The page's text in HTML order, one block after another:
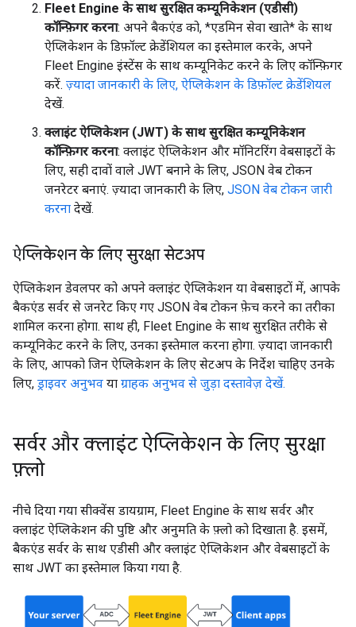
Fleet Engine के साथ सुरक्षित कम्यूनिकेशन (एडीसी)
कॉन्फ़िगर करना: अपने बैकएंड को, *एडमिन सेवा खाते* के साथ
ऐप्लिकेशन के डिफ़ॉल्ट क्रेडेंशियल का इस्तेमाल करके, अपने
Fleet Engine इंस्टेंस के साथ कम्यूनिकेट करने के लिए कॉन्फ़िगर
करें. ज़्यादा जानकारी के लिए, ऐप्लिकेशन के डिफ़ॉल्ट क्रेडेंशियल
देखें.
क्लाइंट ऐप्लिकेशन (JWT) के साथ सुरक्षित कम्यूनिकेशन
कॉन्फ़िगर करना: क्लाइंट ऐप्लिकेशन और मॉनिटरिंग वेबसाइटों के
लिए, सही दावों वाले JWT बनाने के लिए, JSON वेब टोकन
जनरेटर बनाएं. ज़्यादा जानकारी के लिए, JSON वेब टोकन जारी
करना देखें.
ऐप्लिकेशन के लिए सुरक्षा सेटअप
ऐप्लिकेशन डेवलपर को अपने क्लाइंट ऐप्लिकेशन या वेबसाइटों में, आपके
बैकएंड सर्वर से जनरेट किए गए JSON वेब टोकन फ़ेच करने का तरीका
शामिल करना होगा. साथ ही, Fleet Engine के साथ सुरक्षित तरीके से
कम्यूनिकेट करने के लिए, उनका इस्तेमाल करना होगा. ज़्यादा जानकारी
के लिए, आपको जिन ऐप्लिकेशन के लिए सेटअप के निर्देश चाहिए उनके
लिए, ड्राइवर अनुभव या ग्राहक अनुभव से जुड़ा दस्तावेज़ देखें.
सर्वर और क्लाइंट ऐप्लिकेशन के लिए सुरक्षा
फ़्लो
नीचे दिया गया सीक्वेंस डायग्राम, Fleet Engine के साथ सर्वर और
क्लाइंट ऐप्लिकेशन की पुष्टि और अनुमति के फ़्लो को दिखाता है. इसमें,
बैकएंड सर्वर के साथ एडीसी और क्लाइंट ऐप्लिकेशन और वेबसाइटों के
साथ JWT का इस्तेमाल किया गया है.